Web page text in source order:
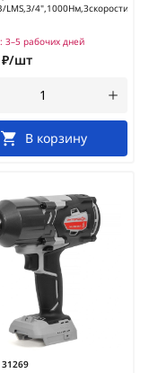
LMS,3/4",1000Нм,3скорости)
3–5 рабочих дней
₽/шт
В корзину
31269